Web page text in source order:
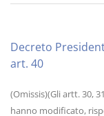
Decreto
art. 40
(Omissis)(Gli artt. 30,
hanno modificato,